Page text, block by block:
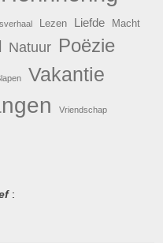
Lezen Liefde Macht
Natuur Poëzie
Vakantie
Vriendschap
: